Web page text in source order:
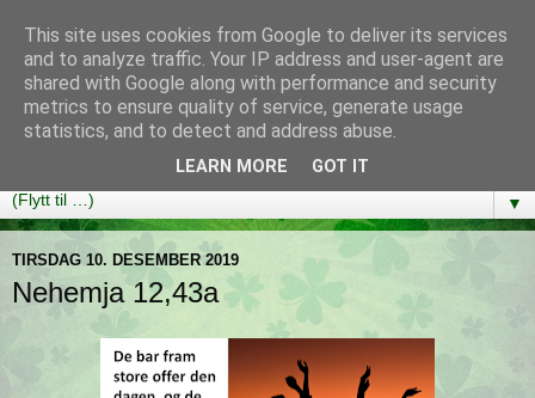
Bibelutfordringen
En bibelleseplan som hjelper deg med å lese gjennom hele
Bibelen på ett år!
▼
TIRSDAG 10. DESEMBER 2019
Nehemja 12,43a
This site uses cookies from Google to deliver its services
and to analyze traffic. Your IP address and user-agent are
shared with Google along with performance and security
metrics to ensure quality of service, generate usage
statistics, and to detect and address abuse.
LEARN MORE GOT IT